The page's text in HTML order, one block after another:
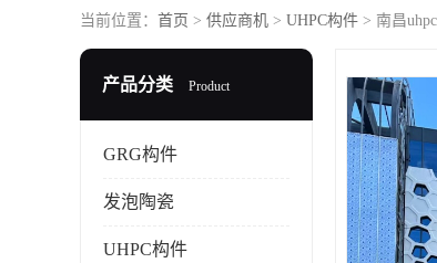
当前位置： 首页 > 供应商机 > UHPC构件 > 南昌
产品分类 Product
GRG构件
发泡陶瓷
UHPC构件